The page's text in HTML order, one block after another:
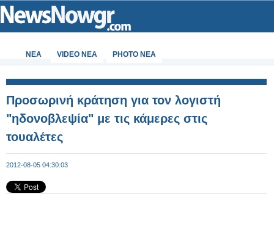
ΝΕΑ VIDEO NEA PHOTO NEA
Προσωρινή κράτηση για τον λογιστή
"ηδονοβλεψία" με τις κάμερες στις
τουαλέτες
2012-08-05 04:30:03